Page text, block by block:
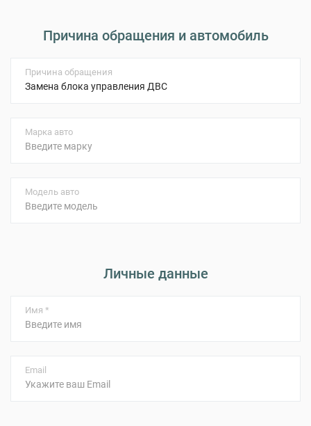
Причина обращения и автомобиль
Причина обращения
Марка авто
Модель авто
Личные данные
Имя *
Email